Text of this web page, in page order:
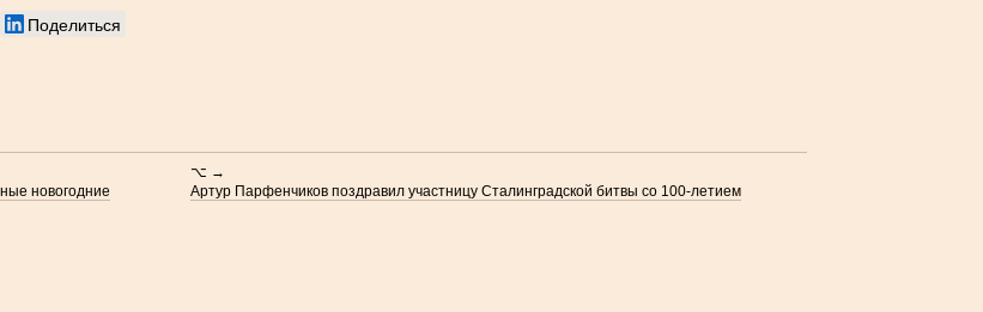
Поделиться
новогодние
⌥ →
Артур Парфенчиков поздравил участницу Сталинградской битвы со 100-летием